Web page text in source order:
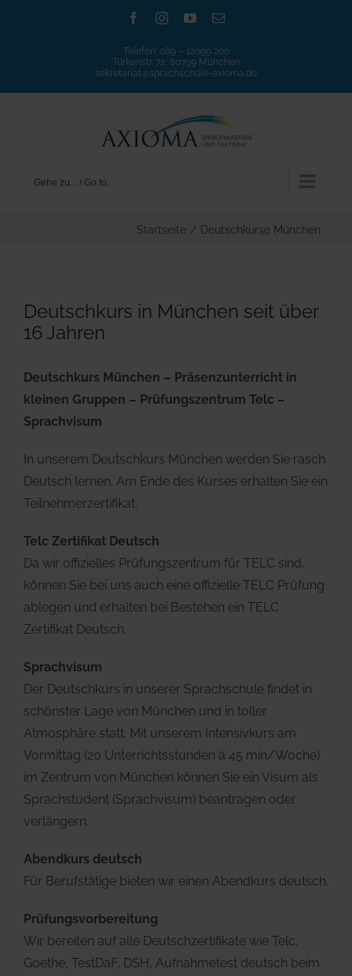
FacebookInstagramYouTube
E-
Telefon: 089 – 12099 200
Türkenstr. 72, 80799 München
sekretariat@sprachschule-axioma.de
Gehe zu... / Go to...
Startseite / Deutschkurse München
Deutschkurs in München seit über
16 Jahren
Deutschkurs München – Präsenzunterricht in
kleinen Gruppen – Prüfungszentrum Telc –
Sprachvisum
In unserem Deutschkurs München werden Sie rasch
Deutsch lernen. Am Ende des Kurses erhalten Sie ein
Teilnehmerzertifikat.
Telc Zertifikat Deutsch
Da wir offizielles Prüfungszentrum für TELC sind,
können Sie bei uns auch eine offizielle TELC Prüfung
ablegen und erhalten bei Bestehen ein TELC
Zertifikat Deutsch.
Sprachvisum
Der Deutschkurs in unserer Sprachschule findet in
schönster Lage von München und in toller
Atmosphäre statt. Mit unserem Intensivkurs am
Vormittag (20 Unterrichtsstunden à 45 min/Woche)
im Zentrum von München können Sie ein Visum als
Sprachstudent (Sprachvisum) beantragen oder
verlängern.
Abendkurs deutsch
Für Berufstätige bieten wir einen Abendkurs deutsch.
Prüfungsvorbereitung
Wir bereiten auf alle Deutschzertifikate wie Telc,
Goethe, TestDaF, DSH, Aufnahmetest deutsch beim